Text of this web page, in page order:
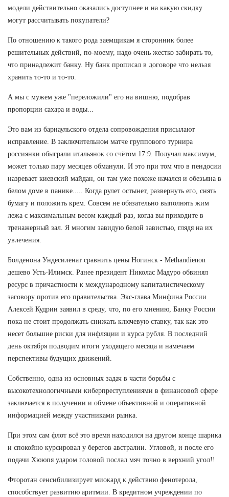
модели действительно оказались доступнее и на какую скидку
могут рассчитывать покупатели?
По отношению к такого рода заемщикам я сторонник более
решительных действий, по-моему, надо очень жестко забирать то,
что принадлежит банку. Ну банк прописал в договоре что нельзя
хранить то-то и то-то.
А мы с мужем уже "переложили" его на вишню, подобрав
пропорции сахара и воды...
Это вам из барнаульского отдела сопровождения присылают
исправление. В заключительном матче группового турнира
россиянки обыграли итальянок со счётом 17:9. Получал максимум,
может только пару месяцев обманули. И это при том что в пендосии
назревает киевский майдан, он там уже похоже начался и обезьяна в
белом доме в панике..... Когда рулет остынет, развернуть его, снять
бумагу и положить крем. Совсем не обязательно выполнять жим
лежа с максимальным весом каждый раз, когда вы приходите в
тренажерный зал. Я многим завидую белой завистью, глядя на их
увлечения.
Болденона Ундесиленат сравнить цены Ногинск - Methandienon
дешево Усть-Илимск. Ранее президент Николас Мадуро обвинял
ресурс в причастности к международному капиталистическому
заговору против его правительства. Экс-глава Минфина России
Алексей Кудрин заявил в среду, что, по его мнению, Банку России
пока не стоит продолжать снижать ключевую ставку, так как это
несет большие риски для инфляции и курса рубля. В последний
день октября подводим итоги уходящего месяца и намечаем
перспективы будущих движений.
Собственно, одна из основных задач в части борьбы с
высокотехнологичными киберпреступлениями в финансовой сфере
заключается в получении и обмене объективной и оперативной
информацией между участниками рынка.
При этом сам флот всё это время находился на другом конце шарика
и спокойно курсировал у берегов австралии. Угловой, и после его
подачи Хююпя ударом головой послал мяч точно в верхний угол!!
Фторотан сенсибилизирует миокард к действию фенотерола,
способствует развитию аритмии. В кредитном учреждении по